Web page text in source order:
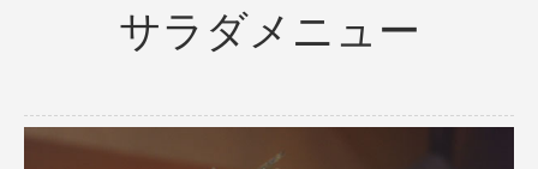
サラダメニュー